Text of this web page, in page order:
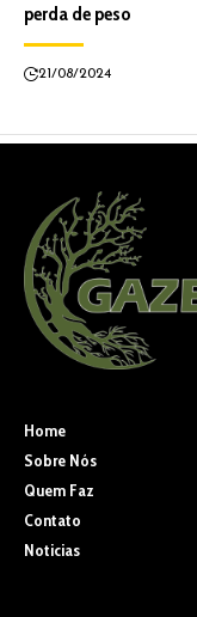
perda de peso
21/08/2024
Home
Sobre Nós
Quem Faz
Contato
Noticias